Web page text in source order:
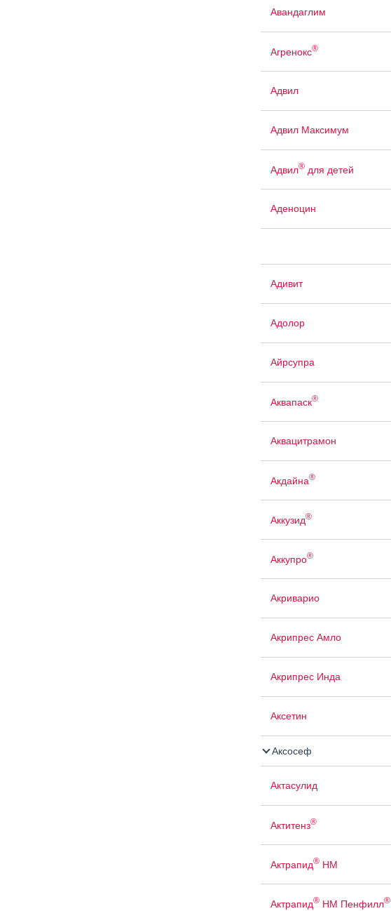
Авандаглим
Агренокс®
Адвил
Адвил Максимум
Адвил®для детей
Аденоцин
Адивит
Адолор
Айрсупра
Аквапаск®
Аквацитрамон
Акдайна®
Аккузид®
Аккупро®
Акриварио
Акрипрес Амло
Акрипрес Инда
Аксетин
Аксосеф
Актасулид
Актитенз®
Актрапид®НМ
Актрапид®НМ Пенфилл®